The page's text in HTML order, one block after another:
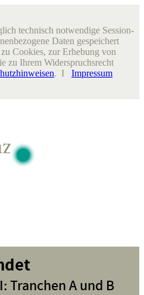
technisch notwendige Session-
Daten gespeichert
Cookies, zur Erhebung von
zu Ihrem Widerspruchsrecht
. I Impressum
Tranchen A und B